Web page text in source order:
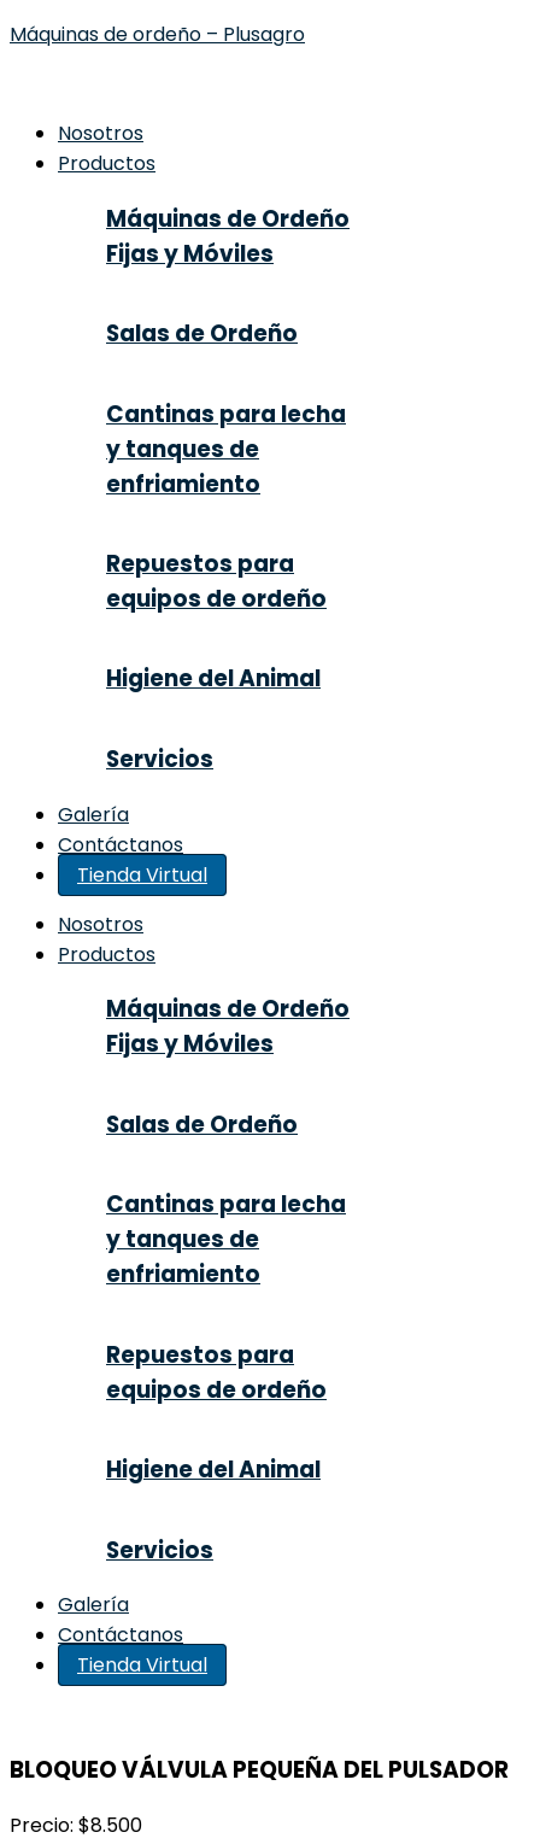
Máquinas de ordeño – Plusagro
Nosotros
Productos
Máquinas de Ordeño
Fijas y Móviles
Salas de Ordeño
Cantinas para lecha
y tanques de
enfriamiento
Repuestos para
equipos de ordeño
Higiene del Animal
Servicios
Galería
Contáctanos
Tienda Virtual
Nosotros
Productos
Máquinas de Ordeño
Fijas y Móviles
Salas de Ordeño
Cantinas para lecha
y tanques de
enfriamiento
Repuestos para
equipos de ordeño
Higiene del Animal
Servicios
Galería
Contáctanos
Tienda Virtual
BLOQUEO VÁLVULA PEQUEÑA DEL PULSADOR
Precio: $8.500